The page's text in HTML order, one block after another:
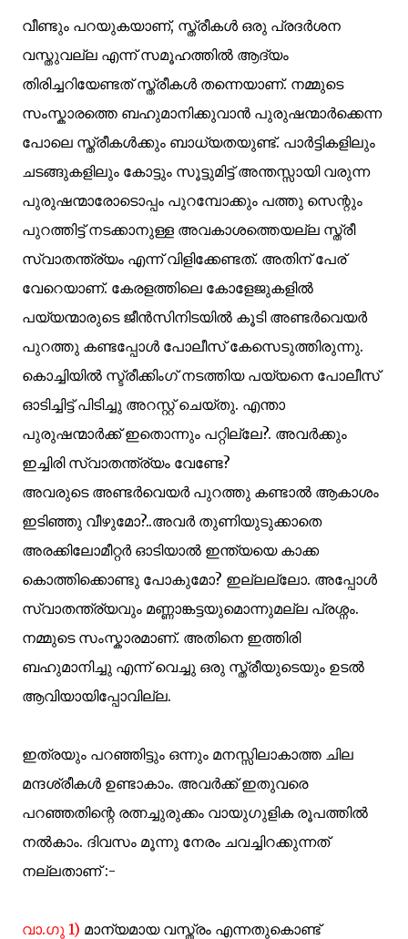
വീണ്ടും പറയുകയാണ്‌, സ്ത്രീകള്‍ ഒരു പ്രദര്‍ശന
വസ്തുവല്ല എന്ന് സമൂഹത്തില്‍ ആദ്യം
തിരിച്ചറിയേണ്ടത് സ്ത്രീകള്‍ തന്നെയാണ്. നമ്മുടെ
സംസ്കാരത്തെ ബഹുമാനിക്കുവാന്‍ പുരുഷന്മാര്‍ക്കെന്ന
പോലെ സ്ത്രീകള്‍ക്കും ബാധ്യതയുണ്ട്. പാര്‍ട്ടികളിലും
ചടങ്ങുകളിലും കോട്ടും സൂട്ടുമിട്ട് അന്തസ്സായി വരുന്ന
പുരുഷന്മാരോടൊപ്പം പുറമ്പോക്കും പത്തു സെന്റും
പുറത്തിട്ട് നടക്കാനുള്ള അവകാശത്തെയല്ല സ്ത്രീ
സ്വാതന്ത്ര്യം എന്ന് വിളിക്കേണ്ടത്. അതിന് പേര്
വേറെയാണ്. കേരളത്തിലെ കോളേജുകളില്‍
പയ്യന്മാരുടെ ജീന്‍സിനിടയില്‍ കൂടി അണ്ടര്‍വെയര്‍
പുറത്തു കണ്ടപ്പോള്‍ പോലീസ് കേസെടുത്തിരുന്നു.
കൊച്ചിയില്‍ സ്ട്രീക്കിംഗ് നടത്തിയ പയ്യനെ പോലീസ്
ഓടിച്ചിട്ട്‌ പിടിച്ചു അറസ്റ്റ് ചെയ്തു. എന്താ
പുരുഷന്മാര്‍ക്ക് ഇതൊന്നും പറ്റില്ലേ?. അവര്‍ക്കും
ഇച്ചിരി സ്വാതന്ത്ര്യം വേണ്ടേ?
അവരുടെ അണ്ടര്‍വെയര്‍ പുറത്തു കണ്ടാല്‍ ആകാശം
ഇടിഞ്ഞു വീഴുമോ?..അവര്‍ തുണിയുടുക്കാതെ
അരക്കിലോമീറ്റര്‍ ഓടിയാല്‍ ഇന്ത്യയെ കാക്ക
കൊത്തിക്കൊണ്ടു പോകുമോ? ഇല്ലല്ലോ. അപ്പോള്‍
സ്വാതന്ത്ര്യവും മണ്ണാങ്കട്ടയുമൊന്നുമല്ല പ്രശ്നം.
നമ്മുടെ സംസ്കാരമാണ്. അതിനെ ഇത്തിരി
ബഹുമാനിച്ചു എന്ന് വെച്ചു ഒരു സ്ത്രീയുടെയും ഉടല്‍
ആവിയായിപ്പോവില്ല.
ഇത്രയും പറഞ്ഞിട്ടും ഒന്നും മനസ്സിലാകാത്ത ചില
മന്ദശ്രീകള്‍ ഉണ്ടാകാം. അവര്‍ക്ക് ഇതുവരെ
പറഞ്ഞതിന്റെ രത്നച്ചുരുക്കം വായുഗുളിക രൂപത്തില്‍
നല്‍കാം. ദിവസം മൂന്നു നേരം ചവച്ചിറക്കുന്നത്
നല്ലതാണ് :-
വാ.ഗു 1) മാന്യമായ വസ്ത്രം എന്നതുകൊണ്ട്‌